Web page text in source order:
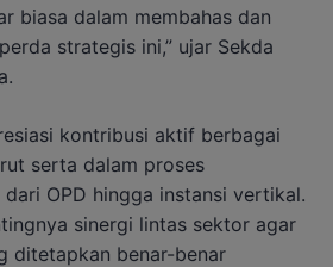
biasa dalam membahas dan
strategis ini,” ujar Sekda
kontribusi aktif berbagai
serta dalam proses
dari OPD hingga instansi vertikal.
sinergi lintas sektor agar
ditetapkan benar-benar